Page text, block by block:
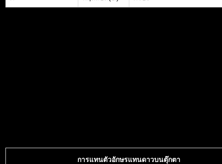
การแทนตัวอักษรแทนดาวบนตุ๊กตา